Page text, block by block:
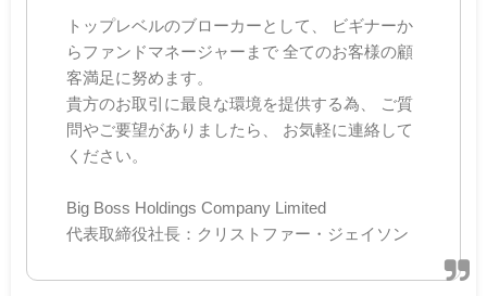
トップレベルのブローカーとして、 ビギナーか
らファンドマネージャーまで 全てのお客様の顧
客満足に努めます。
貴方のお取引に最良な環境を提供する為、 ご質
問やご要望がありましたら、 お気軽に連絡して
ください。
Big Boss Holdings Company Limited
代表取締役社長：クリストファー・ジェイソン